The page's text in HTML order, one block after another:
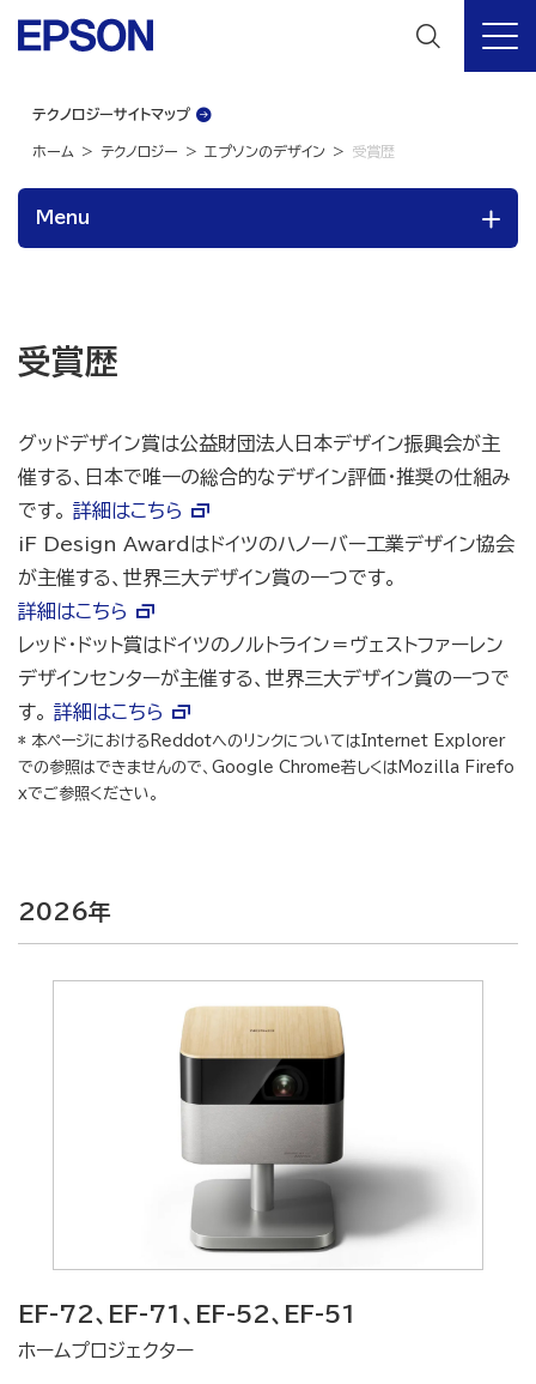
テクノロジーサイトマップ
ホーム テクノロジー エプソンのデザイン 受賞歴
Menu
受賞歴
グッドデザイン賞は公益財団法人日本デザイン振興会が主
催する、日本で唯一の総合的なデザイン評価・推奨の仕組み
です。 詳細はこちら
iF Design Awardはドイツのハノーバー工業デザイン協会
が主催する、世界三大デザイン賞の一つです。
詳細はこちら
レッド・ドット賞はドイツのノルトライン＝ヴェストファーレン
デザインセンターが主催する、世界三大デザイン賞の一つで
す。 詳細はこちら
* 本ページにおけるReddotへのリンクについてはInternet Explorer
での参照はできませんので、Google Chrome若しくはMozilla Firefo
xでご参照ください。
2026年
EF-72、EF-71、EF-52、EF-51
ホームプロジェクター